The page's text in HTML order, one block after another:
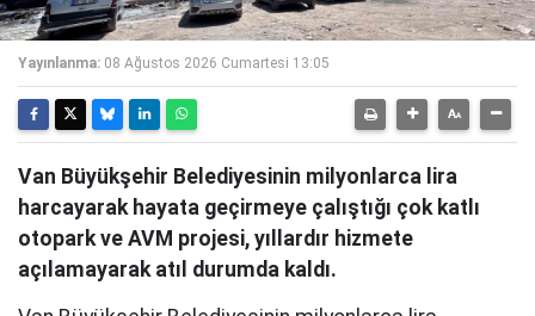
Yayınlanma: 08 Ağustos 2026 Cumartesi 13:05
Van Büyükşehir Belediyesinin milyonlarca lira
harcayarak hayata geçirmeye çalıştığı çok katlı
otopark ve AVM projesi, yıllardır hizmete
açılamayarak atıl durumda kaldı.